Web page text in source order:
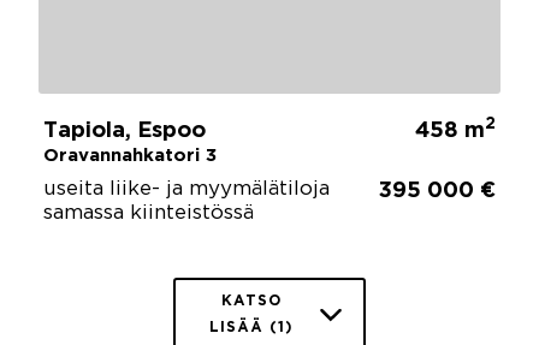
Tapiola, Espoo
Oravannahkatori 3
458 m2
useita liike- ja myymälätiloja
samassa kiinteistössä
395 000 €
KATSO
LISÄÄ (1)